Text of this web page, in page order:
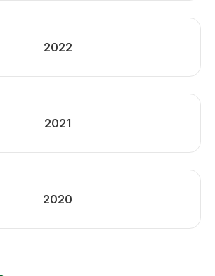
2022
2021
2020